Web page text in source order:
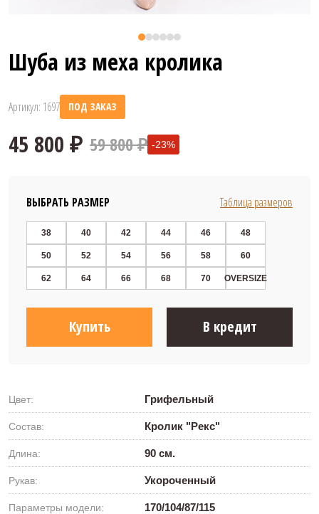
Шуба из меха кролика
Артикул: 1697 ПОД ЗАКАЗ
45 800 ₽
59 800 ₽ -23%
ВЫБРАТЬ РАЗМЕР Таблица размеров
38 40 42 44 46 48
50 52 54 56 58 60
62 64 66 68 70 OVERSIZE
Купить В кредит
Цвет: Грифельный
Состав: Кролик "Рекс"
Длина: 90 см.
Рукав: Укороченный
Параметры модели: 170/104/87/115